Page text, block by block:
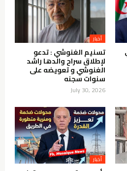
أخبار
تسنيم الغنوشي : تدعو
لإطلاق سراح والدها راشد
الغنوشي و تعويضه على
سنوات سجنه
July 30, 2026
أخبار